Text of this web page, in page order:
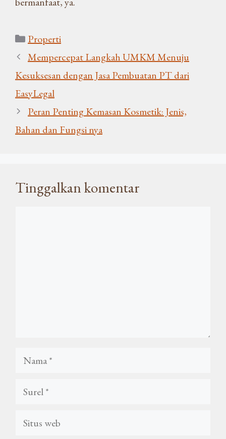
Kategori
Properti
Mempercepat Langkah UMKM Menuju
Kesuksesan dengan Jasa Pembuatan PT dari
EasyLegal
Peran Penting Kemasan Kosmetik: Jenis,
Bahan dan Fungsi nya
Tinggalkan komentar
Nama
Surel
Situs